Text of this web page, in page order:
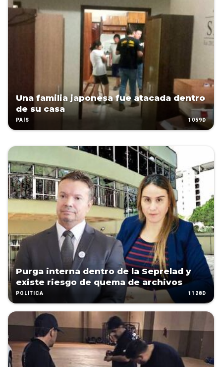
Una familia japonesa fue atacada dentro
de su casa
PAÍS 1059D
Purga interna dentro de la Seprelad y
existe riesgo de quema de archivos
POLÍTICA 1128D